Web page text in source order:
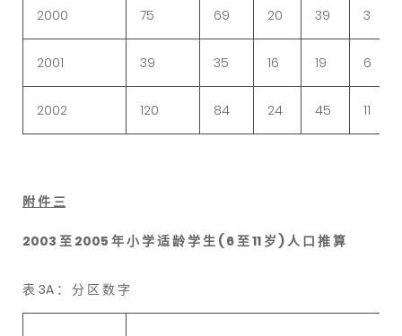
2000 75 69 20 39 3
2001 39 35 16 19 6
2002 120 84 24 45 11
附 件 三
2003 至 2005 年 小 学 适 龄 学 生 ( 6 至 11 岁 ) 人 口 推 算
表 3A ： 分 区 数 字